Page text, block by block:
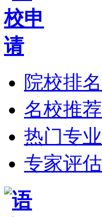
院校排名
名校推荐
热门专业
专家评估